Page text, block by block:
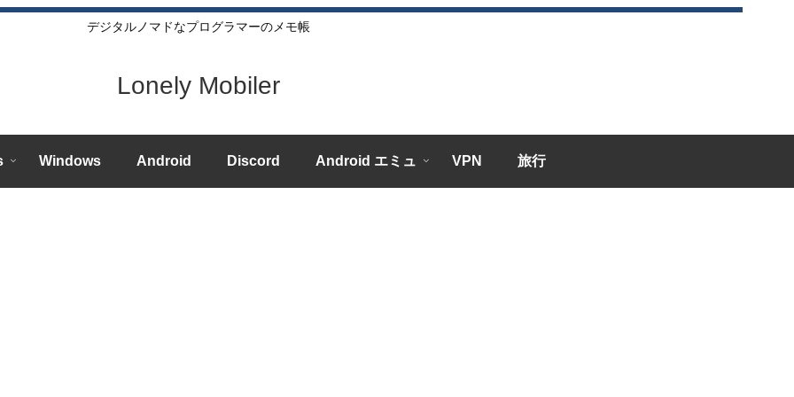
デジタルノマドなプログラマーのメモ帳
Lonely Mobiler
Windows Android Discord Android エミュ VPN 旅行